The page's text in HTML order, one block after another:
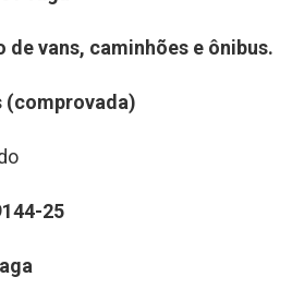
de vans, caminhões e ônibus.
(comprovada)
25